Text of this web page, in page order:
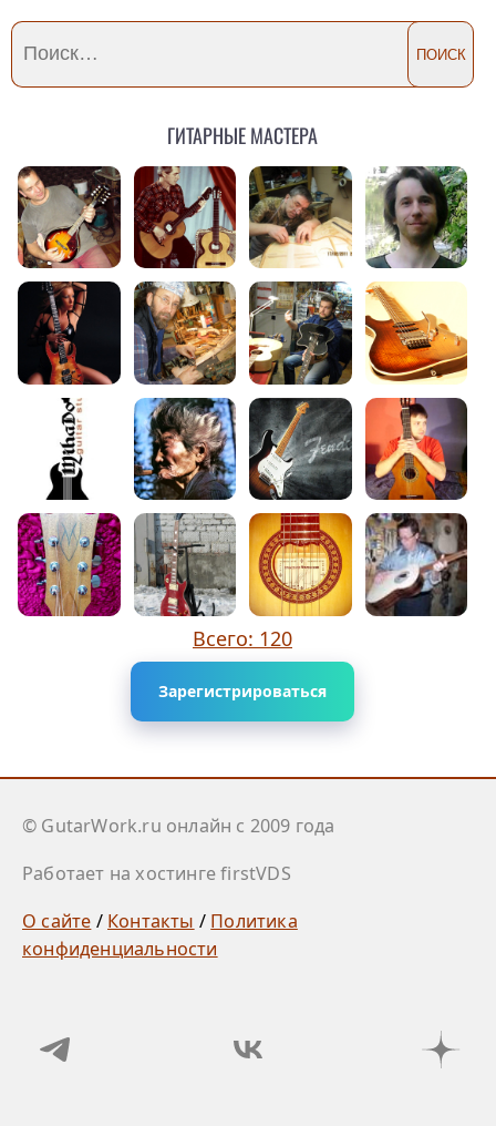
Гитарные мастера
Всего: 120
Зарегистрироваться
© GutarWork.ru онлайн c 2009 года
Работает на хостинге firstVDS
О сайте / Контакты / Политика
конфиденциальности